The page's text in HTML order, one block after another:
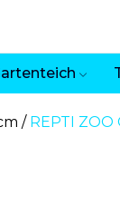
REPTI